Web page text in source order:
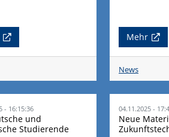
Mehr
News
- 16:15:36
und
Studierende
04.11.2025 -
Neue